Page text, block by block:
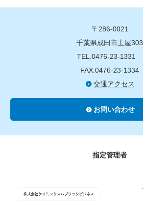
〒286-0021
千葉県成田市土屋303
TEL.0476-23-1331
FAX.0476-23-1334
交通アクセス
お問い合わせ
指定管理者